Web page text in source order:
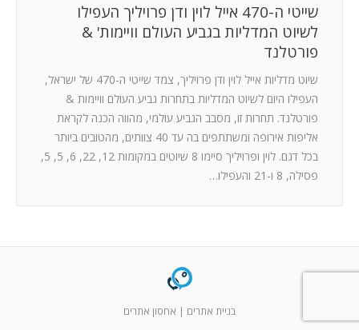
שייטי ה-470 אייל לוין ודן פרויליך העפילו
לשיוט המדליות בגביע העולם וויימות' &
פורטלנד
שיוט מדליות אייל לוין ודן פרויליך, צמד שייטי ה-470 של ישראל,
העפילו היום לשיוט המדליות בתחרות גביע העולם וויימות &
פורטלנד. תחרות זו, מסבב הגביע עולמי, מהווה הכנה לקראת
אליפות אירופה ומשתתפים בה עד 40 צוותים, מהטובים ביותר
בכל דגם. לוין ופרויליך סיימו 8 שיוטים במקומות 12, 22, 6, 5, 5,
פסילה, 8 ו-21 והעפילו…
בניית אתרים | אחסון אתרים